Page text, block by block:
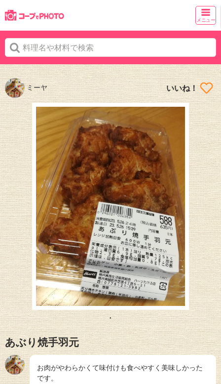
メニュー
ミーヤ いいね！
あぶり焼手羽元
お肉がやわらかくて味付けも食べやすく美味しかった
です。